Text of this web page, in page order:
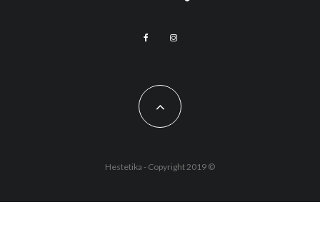
Hestetika - Copyright 2019 ©